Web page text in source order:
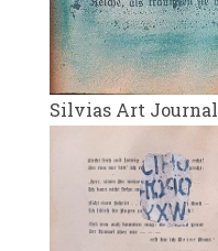
Silvias Art Journal